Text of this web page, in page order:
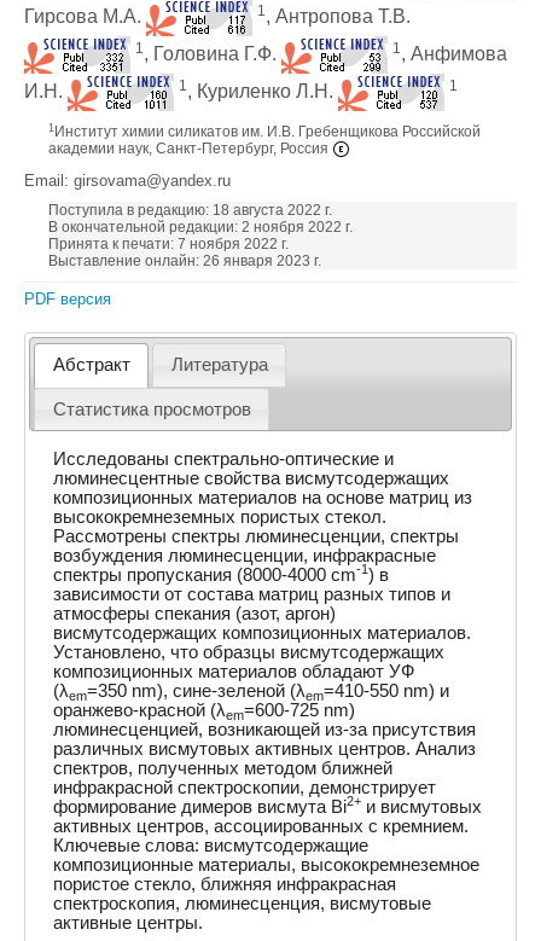
Гирсова М.А. 1 , Антропова Т.В.
1 , Головина Г.Ф. 1 , Анфимова
И.Н.
1 , Куриленко Л.Н. 1
1 Институт химии силикатов им. И.В. Гребенщикова Российской
академии наук, Санкт-Петербург, Россия
Email: girsovama@yandex.ru
Поступила в редакцию: 18 августа 2022 г.
В окончательной редакции: 2 ноября 2022 г.
Принята к печати: 7 ноября 2022 г.
Выставление онлайн: 26 января 2023 г.
PDF версия
Абстракт Литература
Статистика просмотров
Исследованы спектрально-оптические и
люминесцентные свойства висмутсодержащих
композиционных материалов на основе матриц из
высококремнеземных пористых стекол.
Рассмотрены спектры люминесценции, спектры
возбуждения люминесценции, инфракрасные
спектры пропускания (8000-4000 cm-1) в
зависимости от состава матриц разных типов и
атмосферы спекания (азот, аргон)
висмутсодержащих композиционных материалов.
Установлено, что образцы висмутсодержащих
композиционных материалов обладают УФ
(λem=350 nm), сине-зеленой (λem=410-550 nm) и
оранжево-красной (λem=600-725 nm)
люминесценцией, возникающей из-за присутствия
различных висмутовых активных центров. Анализ
спектров, полученных методом ближней
инфракрасной спектроскопии, демонстрирует
формирование димеров висмута Bi2+ и висмутовых
активных центров, ассоциированных с кремнием.
Ключевые слова: висмутсодержащие
композиционные материалы, высококремнеземное
пористое стекло, ближняя инфракрасная
спектроскопия, люминесценция, висмутовые
активные центры.